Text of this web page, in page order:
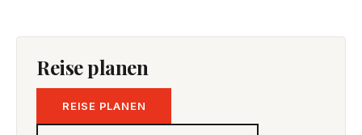
Reise planen
REISE PLANEN